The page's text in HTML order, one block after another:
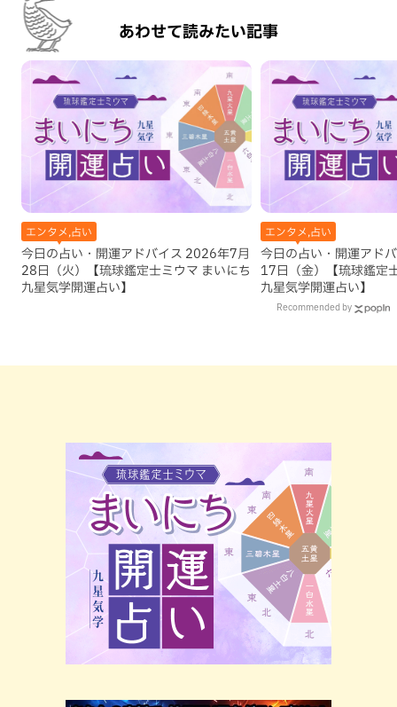
あわせて読みたい記事
エンタメ,占い
今日の占い・開運アドバイス 2026年7月
28日（火）【琉球鑑定士ミウマ まいにち
九星気学開運占い】
エンタメ,占い
今日の占い・開運アド
17日（金）【琉球鑑定
九星気学開運占い】
Recommended by